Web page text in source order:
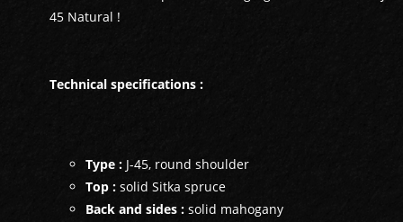
45 Natural !
Technical specifications :
Type : J-45, round shoulder
Top : solid Sitka spruce
Back and sides : solid mahogany